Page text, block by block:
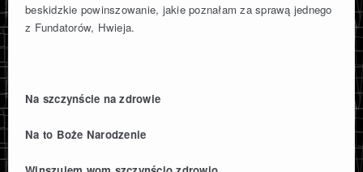
beskidzkie powinszowanie, jakie poznałam za sprawą jednego
z Fundatorów, Hwieja.
Na szczynście na zdrowie
Na to Boże Narodzenie